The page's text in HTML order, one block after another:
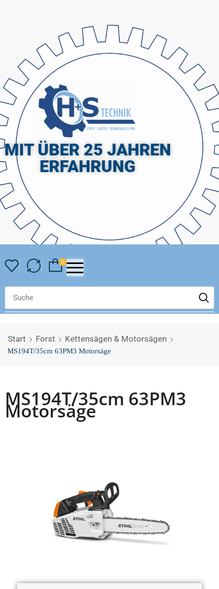
MIT ÜBER 25 JAHREN
ERFAHRUNG
0
Start Forst Kettensägen & Motorsägen
MS194T/35cm 63PM3 Motorsäge
MS194T/35cm 63PM3
Motorsäge